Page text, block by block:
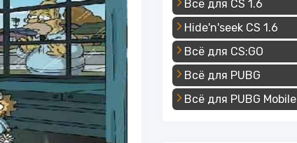
Всё для CS 1.6
Hide'n'seek CS 1.6
Всё для CS:GO
Всё для PUBG
Всё для PUBG Mobile